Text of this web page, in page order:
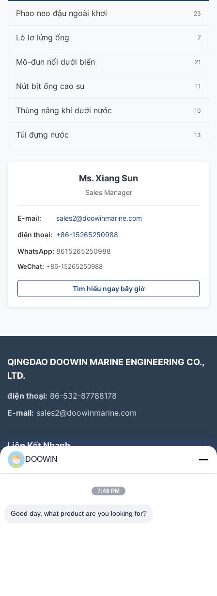
Phao neo đậu ngoài khơi 23
Lò lơ lửng ống 7
Mô-đun nổi dưới biển 21
Nút bịt ống cao su 11
Thùng nâng khí dưới nước 10
Túi đựng nước 13
Ms. Xiang Sun
Sales Manager
E-mail:
sales2@doowinmarine.com
điện thoại: +86-15265250988
WhatsApp: 8615265250988
WeChat: +86-15265250988
Tìm hiểu ngay bây giờ
QINGDAO DOOWIN MARINE ENGINEERING CO.,
LTD.
điện thoại: 86-532-87788178
E-mail: sales2@doowinmarine.com
Liên Kết Nhanh
Nhà
Tham Quan Nhà Máy
DOOWIN
7:48 PM
Good day, what product are you looking for?